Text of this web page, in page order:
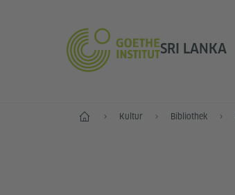
SRI LANKA
Start Kultur Bibliothek